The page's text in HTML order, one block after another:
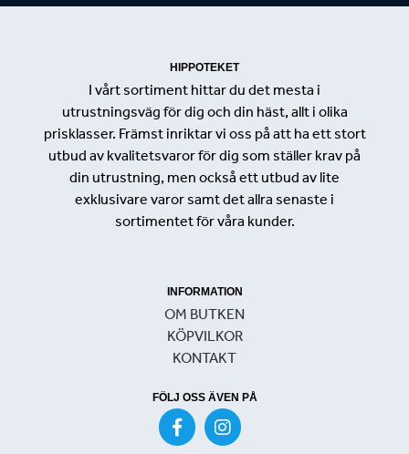
HIPPOTEKET
I vårt sortiment hittar du det mesta i
utrustningsväg för dig och din häst, allt i olika
prisklasser. Främst inriktar vi oss på att ha ett stort
utbud av kvalitetsvaror för dig som ställer krav på
din utrustning, men också ett utbud av lite
exklusivare varor samt det allra senaste i
sortimentet för våra kunder.
INFORMATION
OM BUTKEN
KÖPVILKOR
KONTAKT
FÖLJ OSS ÄVEN PÅ